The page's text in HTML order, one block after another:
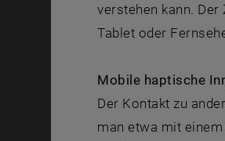
verstehen kann.
Tablet oder
Mobile haptische
Der Kontakt zu
man etwa mit